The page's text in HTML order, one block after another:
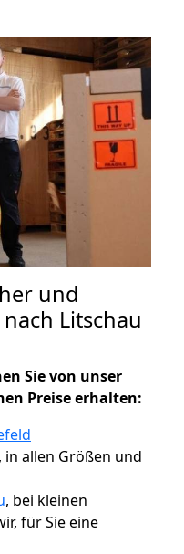
und
Litschau
Sie von unser
Preise erhalten:
, in allen Größen und
, bei kleinen
für Sie eine